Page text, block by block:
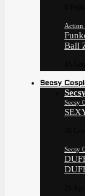
Action
Ball
Secsy
Secsy
Secsy